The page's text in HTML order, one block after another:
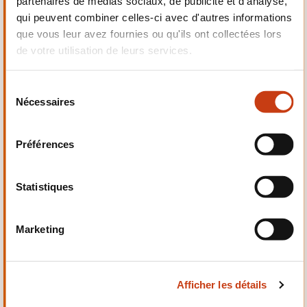
qui peuvent combiner celles-ci avec d'autres informations
que vous leur avez fournies ou qu'ils ont collectées lors
de votre utilisation de leurs services.
Nécessaires
Préférences
Statistiques
Marketing
Afficher les détails
Electrotechnique,
Automatismes